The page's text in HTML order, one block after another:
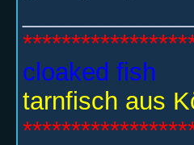
cloaked fish
tarnfisch aus